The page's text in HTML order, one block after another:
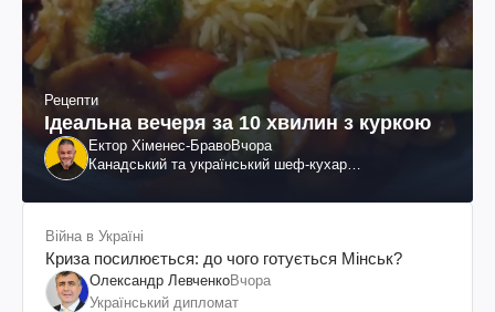
Рецепти
Ідеальна вечеря за 10 хвилин з куркою
Ектор Хіменес-БравоВчора
Канадський та український шеф-кухар
Війна в Україні
Криза посилюється: до чого готується Мінськ?
Олександр ЛевченкоВчора
Український дипломат